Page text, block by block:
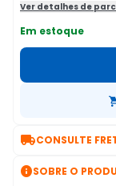
Ver detalhes de
Em estoque
CONSULTE
SOBRE O